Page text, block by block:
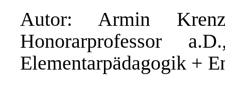
Autor: Armin
Honorarprofessor
Elementarpädagogik +